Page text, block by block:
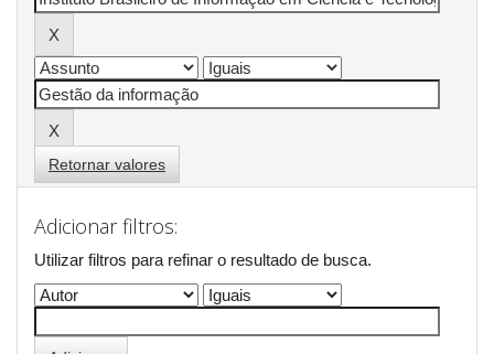
Retornar valores
Adicionar filtros:
Utilizar filtros para refinar o resultado de busca.